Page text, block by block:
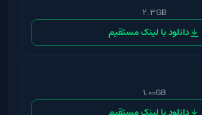
2.3GB
دانلود با لینک مستقیم
1.00GB